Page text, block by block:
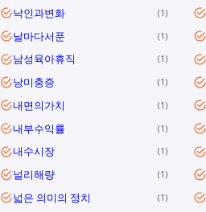
낙인과변화 1
날마다서푼 1
남성육아휴직 1
낭미충증 1
내면의가치 1
내부수익률 1
내수시장 1
널리해량 1
넓은 의미의 정치 1